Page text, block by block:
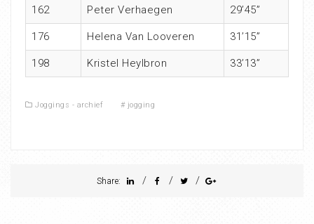
162 Peter Verhaegen 29’45”
176 Helena Van Looveren 31’15”
198 Kristel Heylbron 33’13”
Joggings - archief # jogging
Share: / / /